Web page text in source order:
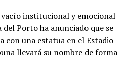
institucional y emocional
Porto ha anunciado que se
con una estatua en el Estadio
llevará su nombre de forma